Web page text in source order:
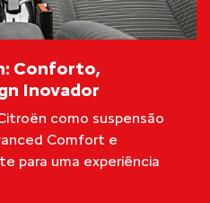
Conforto,
Inovador
como suspensão
Comfort e
para uma experiência